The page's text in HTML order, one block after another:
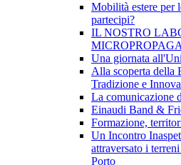
Mobilità estere per
partecipi?
IL NOSTRO
Una giornata
Alla scoperta della
Tradizione e
La comunicazione
Einaudi Band &
Formazione,
Un Incontro
attraversato i
Porto